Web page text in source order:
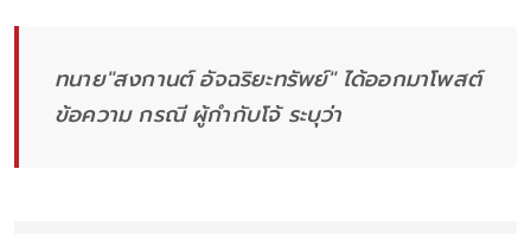
ทนาย"สงกานต์ อัจฉริยะทรัพย์" ได้ออกมาโพสต์
ข้อความ กรณี ผู้กำกับโจ้ ระบุว่า